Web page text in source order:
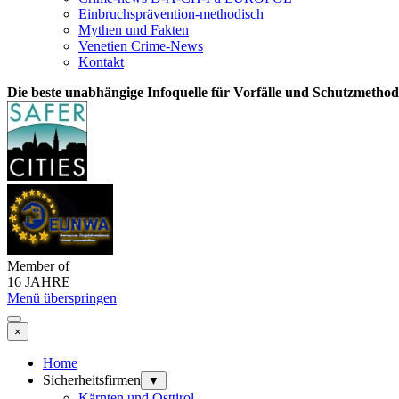
Einbruchsprävention-methodisch
Mythen und Fakten
Venetien Crime-News
Kontakt
Die beste unabhängige Infoquelle für Vorfälle und
Member of
16 JAHRE
Menü überspringen
×
Home
Sicherheitsfirmen
▼